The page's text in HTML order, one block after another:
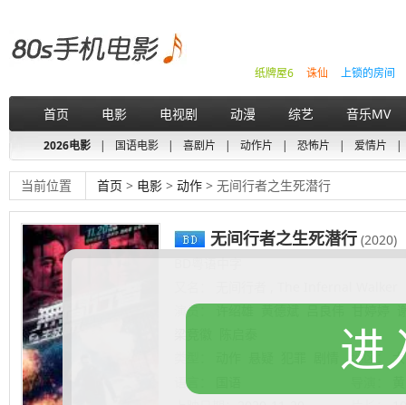
上锁的房间
诛仙
纸牌屋6
首页 电影 电视剧 动漫 综艺 音乐MV
2026电影 | 国语电影 | 喜剧片 | 动作片 | 恐怖片 | 爱情片 |
当前位置 首页 > 电影 > 动作 > 无间行者之生死潜行
无间行者之生死潜行 (2020)
演员：
地区：
语言：
进